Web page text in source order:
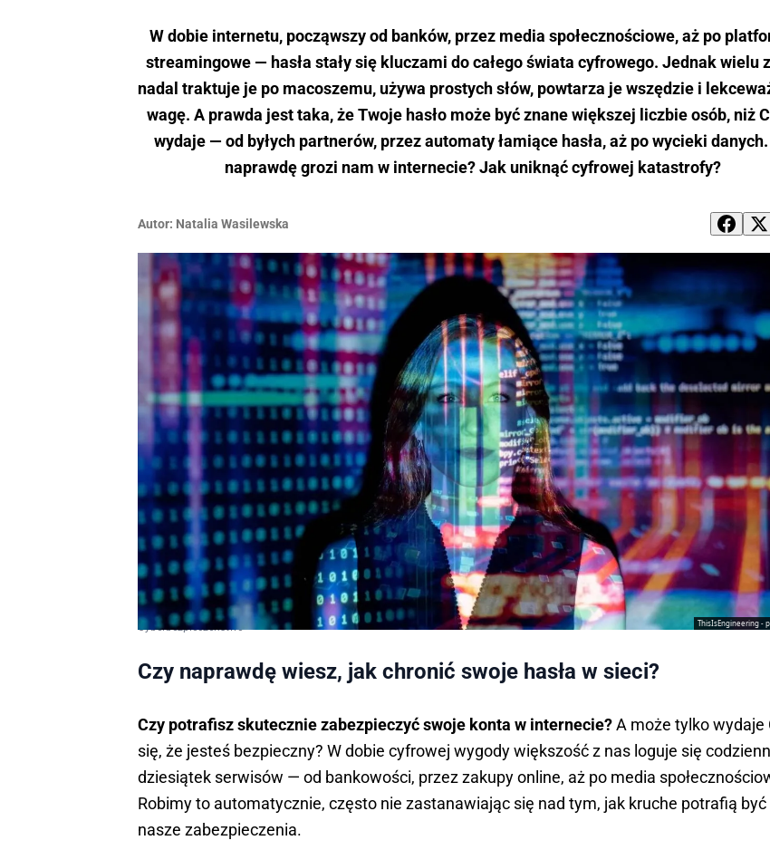
W dobie internetu, począwszy od banków, przez media społecznościowe, aż po
streamingowe — hasła stały się kluczami do całego świata cyfrowego. Jednak wielu
nadal traktuje je po macoszemu, używa prostych słów, powtarza je wszędzie i
wagę. A prawda jest taka, że Twoje hasło może być znane większej liczbie osób, niż
wydaje — od byłych partnerów, przez automaty łamiące hasła, aż po wycieki
naprawdę grozi nam w internecie? Jak uniknąć cyfrowej katastrofy?
Autor: Natalia Wasilewska
ThisIsEngineering -
Cyberbezpieczeństwo
Czy naprawdę wiesz, jak chronić swoje hasła w sieci?
Czy potrafisz skutecznie zabezpieczyć swoje konta w internecie?A może tylko wydaje
się, że jesteś bezpieczny? W dobie cyfrowej wygody większość z nas loguje się
dziesiątek serwisów — od bankowości, przez zakupy online, aż po media
Robimy to automatycznie, często nie zastanawiając się nad tym, jak kruche potrafią być
nasze zabezpieczenia.